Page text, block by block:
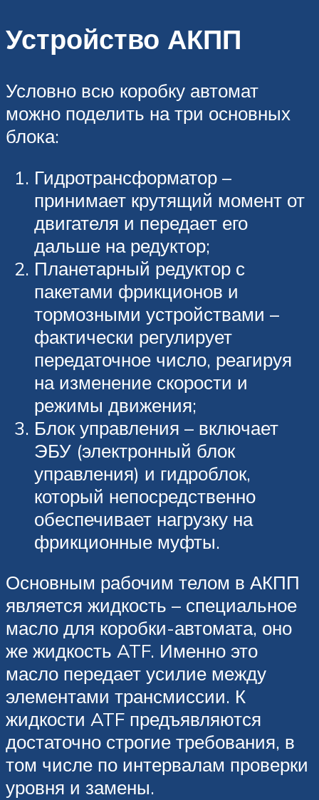
Устройство АКПП
Условно всю коробку автомат
можно поделить на три основных
блока:
Гидротрансформатор –
принимает крутящий момент от
двигателя и передает его
дальше на редуктор;
Планетарный редуктор с
пакетами фрикционов и
тормозными устройствами –
фактически регулирует
передаточное число, реагируя
на изменение скорости и
режимы движения;
Блок управления – включает
ЭБУ (электронный блок
управления) и гидроблок,
который непосредственно
обеспечивает нагрузку на
фрикционные муфты.
Основным рабочим телом в АКПП
является жидкость – специальное
масло для коробки-автомата, оно
же жидкость ATF. Именно это
масло передает усилие между
элементами трансмиссии. К
жидкости ATF предъявляются
достаточно строгие требования, в
том числе по интервалам проверки
уровня и замены.